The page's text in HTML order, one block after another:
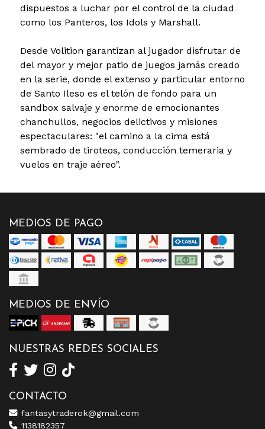
dispuestos a luchar por el control de la ciudad
como los Panteros, los Idols y Marshall.
Desde Volition garantizan al jugador disfrutar de
del mayor y mejor patio de juegos jamás creado
en la serie, donde el extenso y particular entorno
de Santo Ileso es el telón de fondo para un
sandbox salvaje y enorme de emocionantes
chanchullos, negocios delictivos y misiones
espectaculares: "el camino a la cima está
sembrado de tiroteos, conducción temeraria y
vuelos en traje aéreo".
MEDIOS DE PAGO
MEDIOS DE ENVÍO
NUESTRAS REDES SOCIALES
CONTACTO
fantasytraderok@gmail.com
1138182357